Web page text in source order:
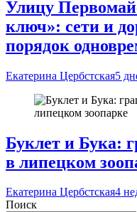
Улицу
ключ»: сети и
порядок
Екатерина Цербстская5
Буклет и Бука:
в липецком
Екатерина Цербстская4
Поиск